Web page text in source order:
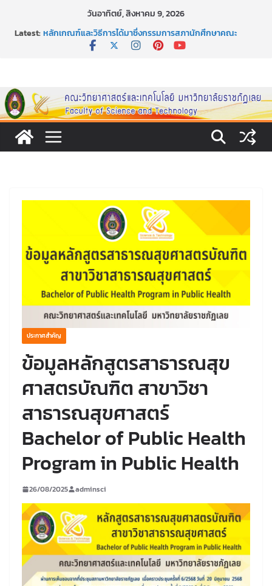
วันอาทิตย์, สิงหาคม 9, 2026
Latest:หลักเกณฑ์และวิธีการได้มาซึ่งกรรมการสภานักศึกษาคณะ
วิทยาศาสตร์และเทคโนโลยี ภาคปกติ ประจำปีการศึกษา 2569
เหล้า” ประจำปี พ.ศ. 2569
ประกาศสัปดาห์วิทยาศาสตร์แห่งชาติ ประจำปี 2569
กิจกรรมการให้บริการคำปรึกษาและการมีส่วนร่วมในการดำเนิน
งานของคณะวิทยาศาสตร์และเทคโนโลยี
ประกาศสำคัญ
ข้อมูลหลักสูตรสาธารณสุข
ศาสตรบัณฑิต สาขาวิชา
สาธารณสุขศาสตร์
Bachelor of Public Health
Program in Public Health
26/08/2025 adminsci